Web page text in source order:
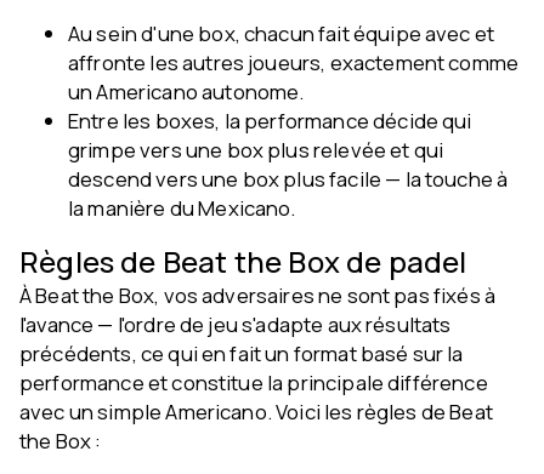
Au sein d'une box, chacun fait équipe avec et
affronte les autres joueurs, exactement comme
un Americano autonome.
Entre les boxes, la performance décide qui
grimpe vers une box plus relevée et qui
descend vers une box plus facile — la touche à
la manière du Mexicano.
Règles de Beat the Box de padel
À Beat the Box, vos adversaires ne sont pas fixés à
l'avance — l'ordre de jeu s'adapte aux résultats
précédents, ce qui en fait un format basé sur la
performance et constitue la principale différence
avec un simple Americano. Voici les règles de Beat
the Box :